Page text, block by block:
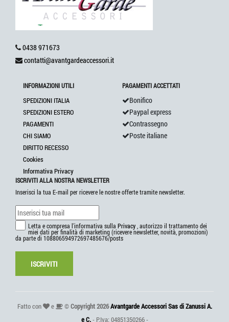
0438 971673
contatti@avantgardeaccessori.it
INFORMAZIONI UTILI
SPEDIZIONI ITALIA
SPEDIZIONI ESTERO
PAGAMENTI
CHI SIAMO
DIRITTO RECESSO
Cookies
Informativa Privacy
PAGAMENTI ACCETTATI
Bonifico
Paypal express
Contrassegno
Poste italiane
ISCRIVITI ALLA NOSTRA NEWSLETTER
Inserisci la tua E-mail per ricevere le nostre offerte tramite newsletter.
Letta e compresa l'informativa sulla Privacy , autorizzo il trattamento dei
miei dati per finalità di marketing (ricevere newsletter, novità, promozioni)
da parte di 108806594972697485676/posts
ISCRIVITI
Fatto con e ©Copyright 2026Avantgarde Accessori Sas di Zanussi A.
e C.- P.Iva: 04851350266 -